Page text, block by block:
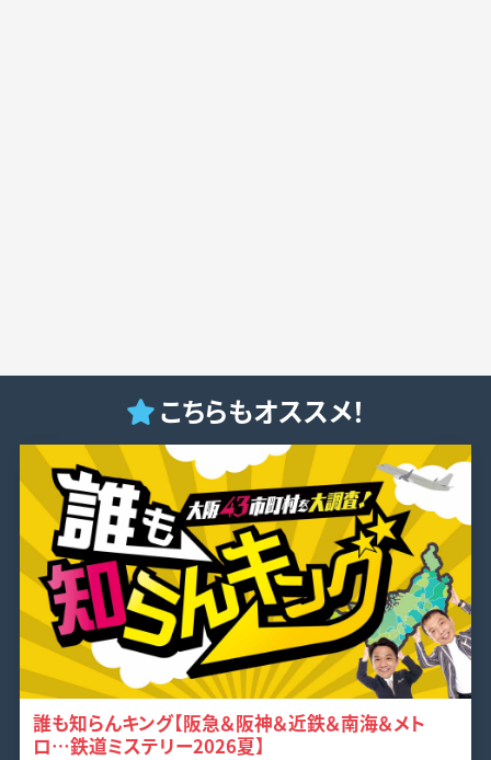
こちらもオススメ！
誰も知らんキング【阪急＆阪神＆近鉄＆南海＆メト
ロ…鉄道ミステリー2026夏】